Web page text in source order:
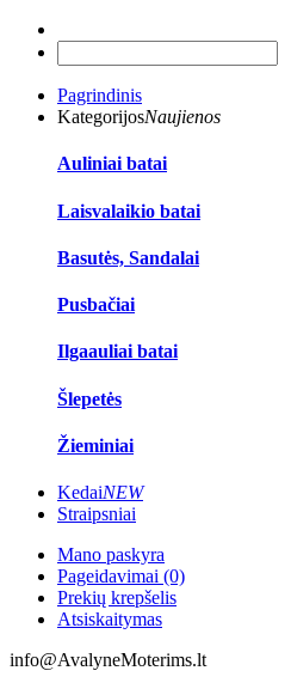
Pagrindinis
KategorijosNaujienos
Auliniai batai
Laisvalaikio batai
Basutės, Sandalai
Pusbačiai
Ilgaauliai batai
Šlepetės
Žieminiai
KedaiNEW
Straipsniai
Mano paskyra
Pageidavimai (0)
Prekių krepšelis
Atsiskaitymas
info@AvalyneMoterims.lt